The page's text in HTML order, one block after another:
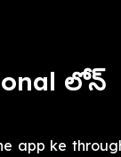
లోన్
app ke